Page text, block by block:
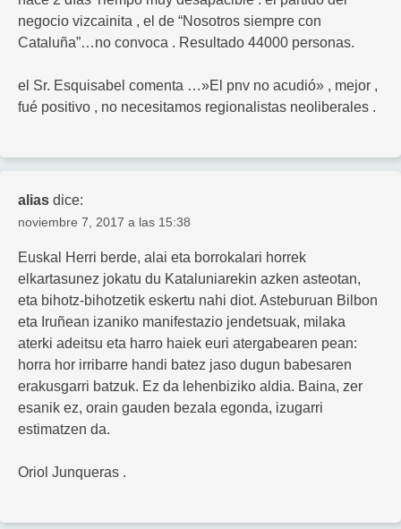
negocio vizcainita , el de “Nosotros siempre con
Cataluña”…no convoca . Resultado 44000 personas.
el Sr. Esquisabel comenta …»El pnv no acudió» , mejor ,
fué positivo , no necesitamos regionalistas neoliberales .
alias dice:
noviembre 7, 2017 a las 15:38
Euskal Herri berde, alai eta borrokalari horrek
elkartasunez jokatu du Kataluniarekin azken asteotan,
eta bihotz-bihotzetik eskertu nahi diot. Asteburuan Bilbon
eta Iruñean izaniko manifestazio jendetsuak, milaka
aterki adeitsu eta harro haiek euri atergabearen pean:
horra hor irribarre handi batez jaso dugun babesaren
erakusgarri batzuk. Ez da lehenbiziko aldia. Baina, zer
esanik ez, orain gauden bezala egonda, izugarri
estimatzen da.
Oriol Junqueras .